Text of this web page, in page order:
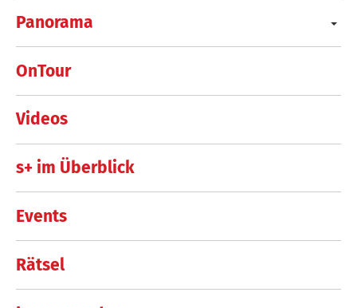
Panorama
OnTour
Videos
s+ im Überblick
Events
Rätsel